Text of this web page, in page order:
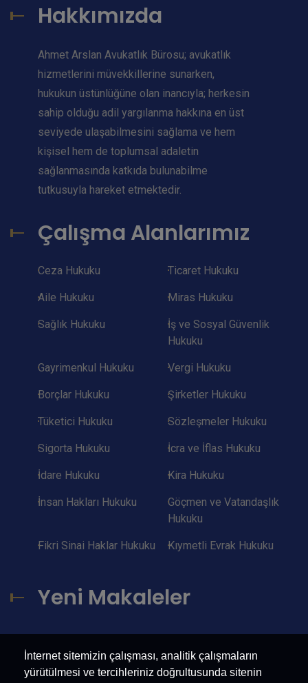
İnternet sitemizin çalışması, analitik çalışmaların
yürütülmesi ve tercihleriniz doğrultusunda sitenin
Hakkımızda
Ahmet Arslan Avukatlık Bürosu; avukatlık
hizmetlerini müvekkillerine sunarken,
hukukun üstünlüğüne olan inancıyla; herkesin
sahip olduğu adil yargılanma hakkına en üst
seviyede ulaşabilmesini sağlama ve hem
kişisel hem de toplumsal adaletin
sağlanmasında katkıda bulunabilme
tutkusuyla hareket etmektedir.
Çalışma Alanlarımız
Ceza Hukuku Ticaret Hukuku
Aile Hukuku Miras Hukuku
Sağlık Hukuku
İş ve Sosyal Güvenlik
Hukuku
Gayrimenkul Hukuku Vergi Hukuku
Borçlar Hukuku Şirketler Hukuku
Tüketici Hukuku Sözleşmeler Hukuku
Sigorta Hukuku İcra ve İflas Hukuku
İdare Hukuku Kira Hukuku
İnsan Hakları Hukuku
Göçmen ve Vatandaşlık
Hukuku
Fikri Sinai Haklar Hukuku Kıymetli Evrak Hukuku
Yeni Makaleler